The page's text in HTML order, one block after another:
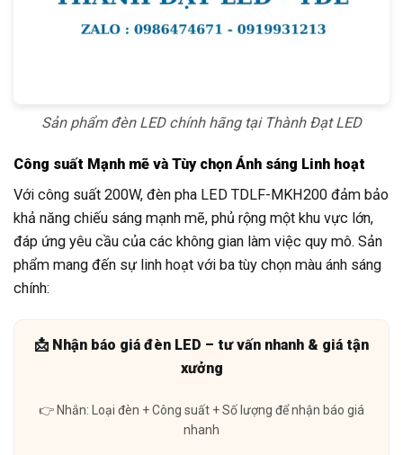
Sản phẩm đèn LED chính hãng tại Thành Đạt LED
Công suất Mạnh mẽ và Tùy chọn Ánh sáng Linh hoạt
Với công suất 200W, đèn pha LED TDLF-MKH200 đảm bảo
khả năng chiếu sáng mạnh mẽ, phủ rộng một khu vực lớn,
đáp ứng yêu cầu của các không gian làm việc quy mô. Sản
phẩm mang đến sự linh hoạt với ba tùy chọn màu ánh sáng
chính:
📩 Nhận báo giá đèn LED – tư vấn nhanh & giá tận
xưởng
👉 Nhắn: Loại đèn + Công suất + Số lượng để nhận báo giá
nhanh